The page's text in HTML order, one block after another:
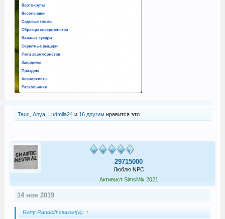
Tauc Anya, Ludmila24и 16 другим нравится это.
29715000
Люблю NPC
Активист SimsMix 2021
14 ноя 2019
Rany Randolff сказал(а): ↑